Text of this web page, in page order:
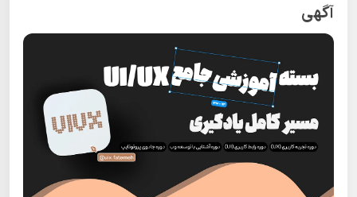
آگهی